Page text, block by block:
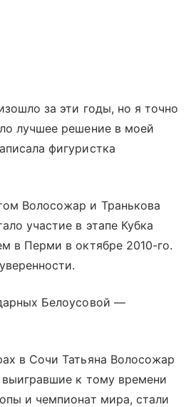
за эти годы, но я точно
лучшее решение в моей
фигуристка
Волосожар и Транькова
участие в этапе Кубка
в Перми в октябре 2010-го.
Белоусовой —
в Сочи Татьяна Волосожар
к тому времени
и чемпионат мира, стали